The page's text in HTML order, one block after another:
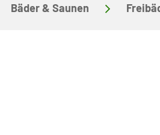
Bäder & Saunen